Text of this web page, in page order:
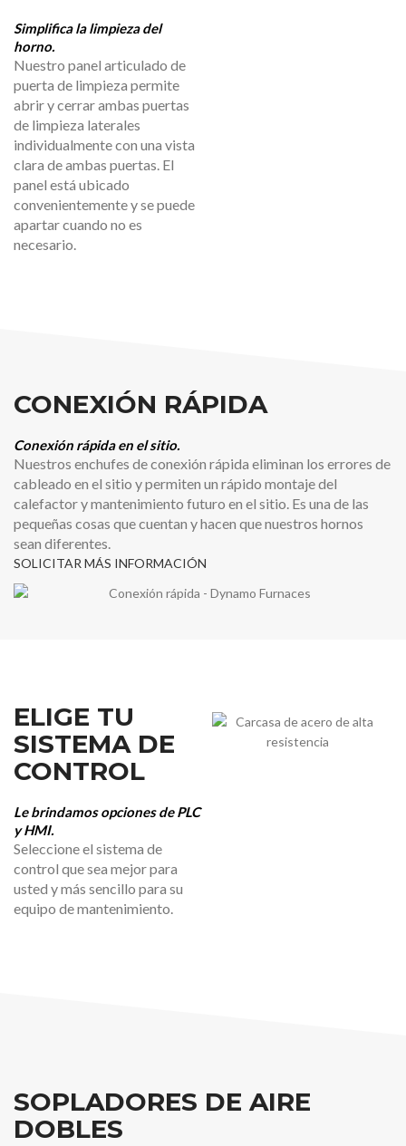
Simplifica la limpieza del
horno.
Nuestro panel articulado de
puerta de limpieza permite
abrir y cerrar ambas puertas
de limpieza laterales
individualmente con una vista
clara de ambas puertas. El
panel está ubicado
convenientemente y se puede
apartar cuando no es
necesario.
CONEXIÓN RÁPIDA
Conexión rápida en el sitio.
Nuestros enchufes de conexión rápida eliminan los errores de
cableado en el sitio y permiten un rápido montaje del
calefactor y mantenimiento futuro en el sitio. Es una de las
pequeñas cosas que cuentan y hacen que nuestros hornos
sean diferentes.
SOLICITAR MÁS INFORMACIÓN
ELIGE TU
SISTEMA DE
CONTROL
Le brindamos opciones de PLC
y HMI.
Seleccione el sistema de
control que sea mejor para
usted y más sencillo para su
equipo de mantenimiento.
SOPLADORES DE AIRE
DOBLES